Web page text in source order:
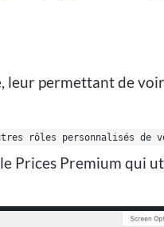
leur permettant de
rôles personnalisés de
Prices Premium qui